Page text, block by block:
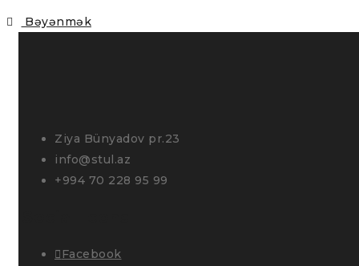
Bəyənmək
Ziya Bünyadov pr.23
info@stul.az
+994 70 228 95 99
Facebook